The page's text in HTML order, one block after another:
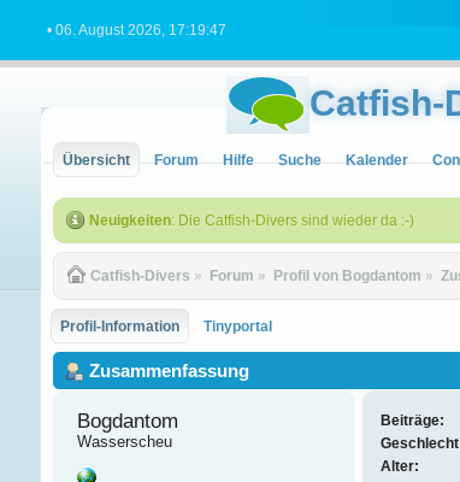
• 06. August 2026, 17:19:47
Catfish-
Übersicht Forum Hilfe Suche Kalender
Neuigkeiten: Die Catfish-Divers sind wieder da :-)
Catfish-Divers » Forum » Profil von Bogdantom »
Profil-Information Tinyportal
Zusammenfassung
Bogdantom
Wasserscheu
Beiträge:
Alter: